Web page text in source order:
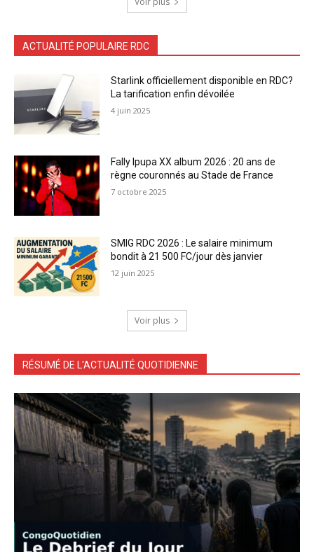
ACTUALITÉ POPULAIRE RDC
Starlink officiellement disponible en RDC?
La tarification enfin dévoilée
4 juin 2025
Fally Ipupa XX album 2026 : 20 ans de
règne couronnés au Stade de France
7 octobre 2025
SMIG RDC 2026 : Le salaire minimum
bondit à 21 500 FC/jour dès janvier
12 juin 2025
Voir plus
RÉSUMÉ DE L'ACTUALITÉ QUOTIDIENNE